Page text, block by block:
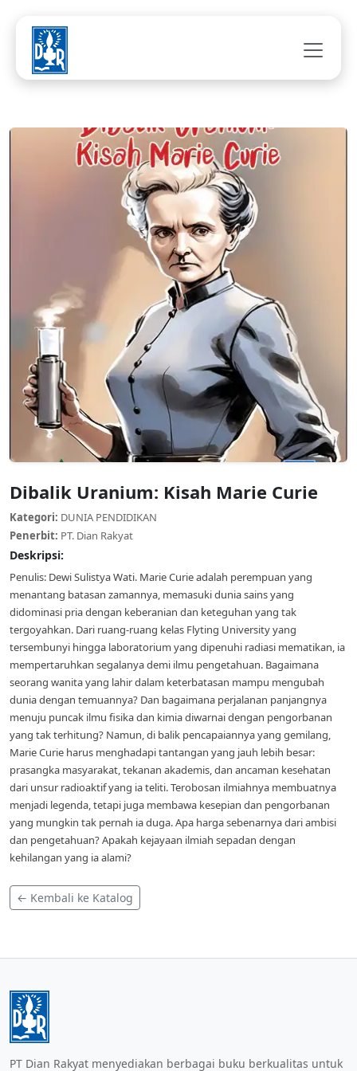
Dibalik Uranium: Kisah Marie Curie
Kategori: DUNIA PENDIDIKAN
Penerbit: PT. Dian Rakyat
Deskripsi:
Penulis: Dewi Sulistya Wati. Marie Curie adalah perempuan yang
menantang batasan zamannya, memasuki dunia sains yang
didominasi pria dengan keberanian dan keteguhan yang tak
tergoyahkan. Dari ruang-ruang kelas Flyting University yang
tersembunyi hingga laboratorium yang dipenuhi radiasi mematikan, ia
mempertaruhkan segalanya demi ilmu pengetahuan. Bagaimana
seorang wanita yang lahir dalam keterbatasan mampu mengubah
dunia dengan temuannya? Dan bagaimana perjalanan panjangnya
menuju puncak ilmu fisika dan kimia diwarnai dengan pengorbanan
yang tak terhitung? Namun, di balik pencapaiannya yang gemilang,
Marie Curie harus menghadapi tantangan yang jauh lebih besar:
prasangka masyarakat, tekanan akademis, dan ancaman kesehatan
dari unsur radioaktif yang ia teliti. Terobosan ilmiahnya membuatnya
menjadi legenda, tetapi juga membawa kesepian dan pengorbanan
yang mungkin tak pernah ia duga. Apa harga sebenarnya dari ambisi
dan pengetahuan? Apakah kejayaan ilmiah sepadan dengan
kehilangan yang ia alami?
← Kembali ke Katalog
PT Dian Rakyat menyediakan berbagai buku berkualitas untuk